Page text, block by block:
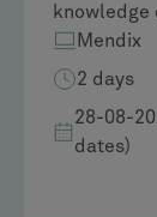
Mendix
2 days
28-08-
dates)